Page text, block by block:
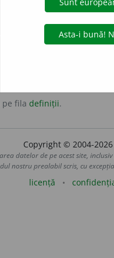
omenit uman
pe fila definiții.
Copyright © 2004-
datelor de pe acest site,
nostru prealabil scris, cu
licență